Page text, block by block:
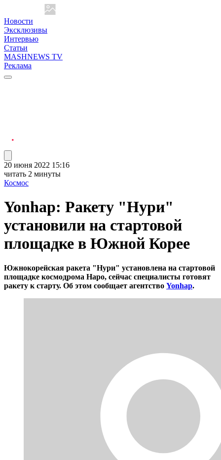
Новости
Эксклюзивы
Интервью
Статьи
MASHNEWS TV
Реклама
20 июня 2022 15:16
читать 2 минуты
Космос
Yonhap: Ракету "Нури"
установили на стартовой
площадке в Южной Корее
Южнокорейская ракета "Нури" установлена на стартовой
площадке космодрома Наро, сейчас специалисты готовят
ракету к старту. Об этом сообщает агентство Yonhap.